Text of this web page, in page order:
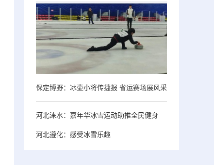
保定博野：冰壶小将传捷报 省运赛场展风采
河北涞水：嘉年华冰雪运动助推全民健身
河北遵化：感受冰雪乐趣